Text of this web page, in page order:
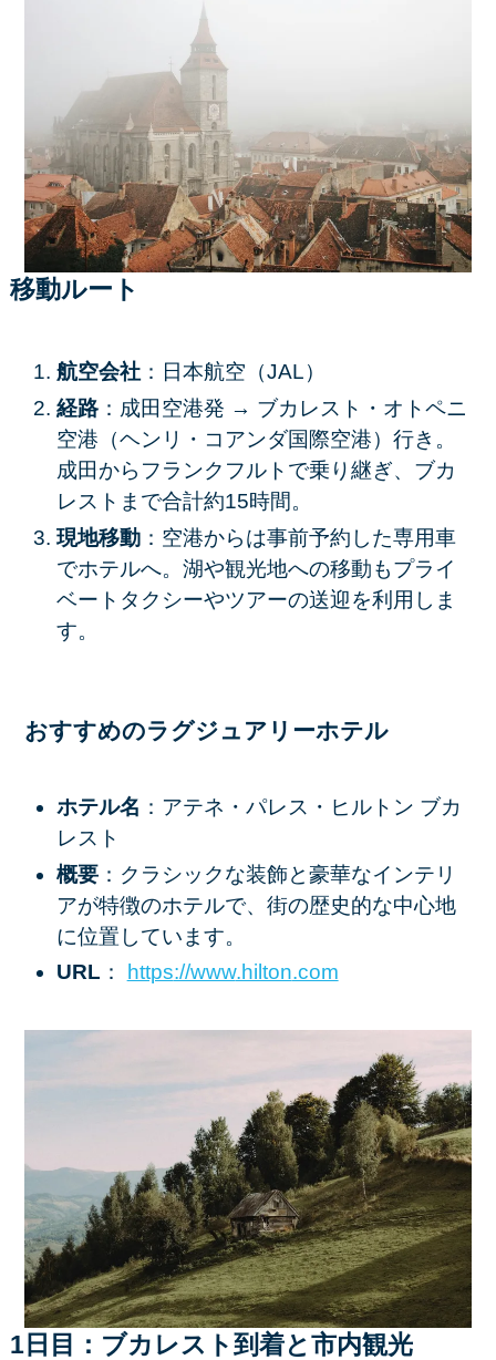
移動ルート
航空会社：日本航空（JAL）
経路：成田空港発 → ブカレスト・オトペニ
空港（ヘンリ・コアンダ国際空港）行き。
成田からフランクフルトで乗り継ぎ、ブカ
レストまで合計約15時間。
現地移動：空港からは事前予約した専用車
でホテルへ。湖や観光地への移動もプライ
ベートタクシーやツアーの送迎を利用しま
す。
おすすめのラグジュアリーホテル
ホテル名 ：アテネ・パレス・ヒルトン ブカ
レスト
概要：クラシックな装飾と豪華なインテリ
アが特徴のホテルで、街の歴史的な中心地
に位置しています。
URL ： https://www.hilton.com
1日目：ブカレスト到着と市内観光